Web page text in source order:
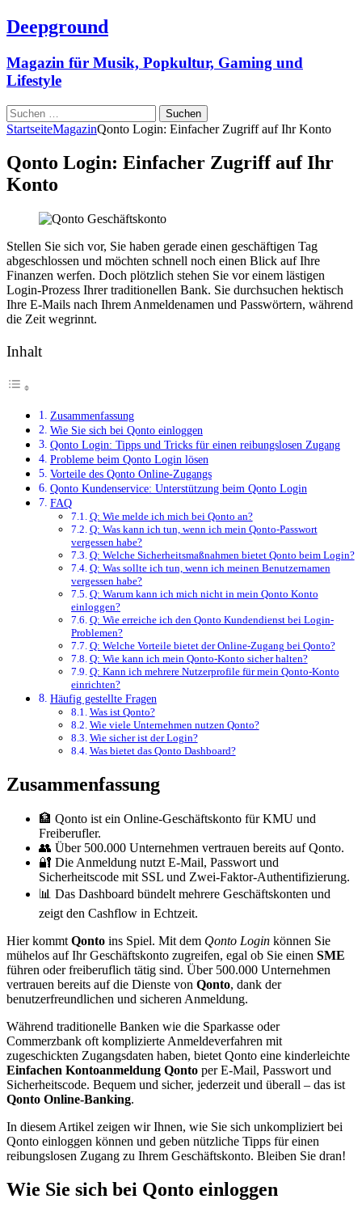
Deepground
Magazin für Musik, Popkultur, Gaming und
Lifestyle
Suchen
nach:
StartseiteMagazinQonto Login: Einfacher Zugriff auf Ihr Konto
Qonto Login: Einfacher Zugriff auf Ihr
Konto
Stellen Sie sich vor, Sie haben gerade einen geschäftigen Tag
abgeschlossen und möchten schnell noch einen Blick auf Ihre
Finanzen werfen. Doch plötzlich stehen Sie vor einem lästigen
Login-Prozess Ihrer traditionellen Bank. Sie durchsuchen hektisch
Ihre E-Mails nach Ihrem Anmeldenamen und Passwörtern, während
die Zeit wegrinnt.
Inhalt
Zusammenfassung
Wie Sie sich bei Qonto einloggen
Qonto Login: Tipps und Tricks für einen reibungslosen Zugang
Probleme beim Qonto Login lösen
Vorteile des Qonto Online-Zugangs
Qonto Kundenservice: Unterstützung beim Qonto Login
FAQ
Q: Wie melde ich mich bei Qonto an?
Q: Was kann ich tun, wenn ich mein Qonto-Passwort
vergessen habe?
Q: Welche Sicherheitsmaßnahmen bietet Qonto beim Login?
Q: Was sollte ich tun, wenn ich meinen Benutzernamen
vergessen habe?
Q: Warum kann ich mich nicht in mein Qonto Konto
einloggen?
Q: Wie erreiche ich den Qonto Kundendienst bei Login-
Problemen?
Q: Welche Vorteile bietet der Online-Zugang bei Qonto?
Q: Wie kann ich mein Qonto-Konto sicher halten?
Q: Kann ich mehrere Nutzerprofile für mein Qonto-Konto
einrichten?
Häufig gestellte Fragen
Was ist Qonto?
Wie viele Unternehmen nutzen Qonto?
Wie sicher ist der Login?
Was bietet das Qonto Dashboard?
Zusammenfassung
🏦 Qonto ist ein Online-Geschäftskonto für KMU und
Freiberufler.
👥 Über 500.000 Unternehmen vertrauen bereits auf Qonto.
🔐 Die Anmeldung nutzt E-Mail, Passwort und
Sicherheitscode mit SSL und Zwei-Faktor-Authentifizierung.
📊 Das Dashboard bündelt mehrere Geschäftskonten und
zeigt den Cashflow in Echtzeit.
Hier kommt Qonto ins Spiel. Mit dem Qonto Login können Sie
mühelos auf Ihr Geschäftskonto zugreifen, egal ob Sie einen SME
führen oder freiberuflich tätig sind. Über 500.000 Unternehmen
vertrauen bereits auf die Dienste von Qonto, dank der
benutzerfreundlichen und sicheren Anmeldung.
Während traditionelle Banken wie die Sparkasse oder
Commerzbank oft komplizierte Anmeldeverfahren mit
zugeschickten Zugangsdaten haben, bietet Qonto eine kinderleichte
Einfachen Kontoanmeldung Qonto per E-Mail, Passwort und
Sicherheitscode. Bequem und sicher, jederzeit und überall – das ist
Qonto Online-Banking.
In diesem Artikel zeigen wir Ihnen, wie Sie sich unkompliziert bei
Qonto einloggen können und geben nützliche Tipps für einen
reibungslosen Zugang zu Ihrem Geschäftskonto. Bleiben Sie dran!
Wie Sie sich bei Qonto einloggen